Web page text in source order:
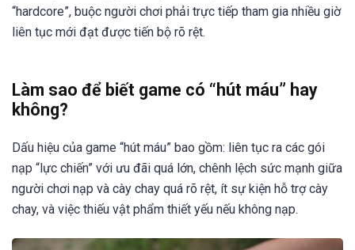
“hardcore”, buộc người chơi phải trực tiếp tham gia nhiều giờ
liên tục mới đạt được tiến bộ rõ rệt.
Làm sao để biết game có “hút máu” hay
không?
Dấu hiệu của game “hút máu” bao gồm: liên tục ra các gói
nạp “lực chiến” với ưu đãi quá lớn, chênh lệch sức mạnh giữa
người chơi nạp và cày chay quá rõ rệt, ít sự kiện hỗ trợ cày
chay, và việc thiếu vật phẩm thiết yếu nếu không nạp.